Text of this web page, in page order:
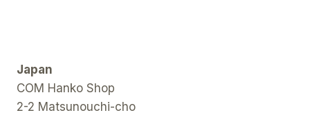
Japan
COM Hanko Shop
2-2 Matsunouchi-cho